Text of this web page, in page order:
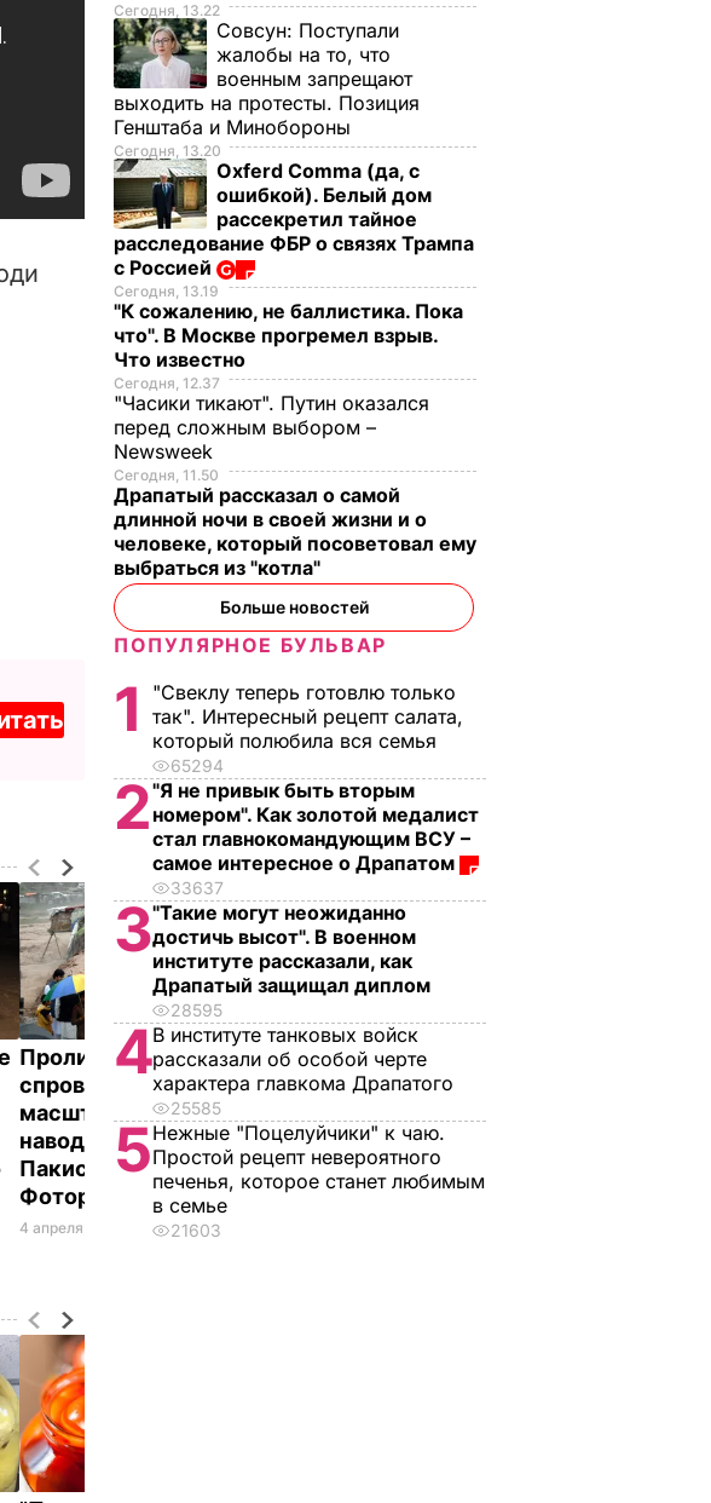
Проливные дожди
спровоцировали
масштабное
наводнение в
Пакистане.
Фоторепортаж
4 апреля, 04.29 СОБЫТИЯ
Сегодня, 13.22
Совсун: Поступали
жалобы на то, что
военным запрещают
выходить на протесты. Позиция
Генштаба и Минобороны
Сегодня, 13.20
Oxferd Comma (да, с
ошибкой). Белый дом
рассекретил тайное
расследование ФБР о связях Трампа
с Россией
Сегодня, 13.19
"К сожалению, не баллистика. Пока
что". В Москве прогремел взрыв.
Что известно
Сегодня, 12.37
"Часики тикают". Путин оказался
перед сложным выбором –
Newsweek
Сегодня, 11.50
Драпатый рассказал о самой
длинной ночи в своей жизни и о
человеке, который посоветовал ему
выбраться из "котла"
Больше новостей
ПОПУЛЯРНОЕ БУЛЬВАР
1
"Свеклу теперь готовлю только
так". Интересный рецепт салата,
который полюбила вся семья
65294
2"Я не привык быть вторым
номером". Как золотой медалист
стал главнокомандующим ВСУ –
самое интересное о Драпатом
33637
3"Такие могут неожиданно
достичь высот". В военном
институте рассказали, как
Драпатый защищал диплом
28595
4В институте танковых войск
рассказали об особой черте
характера главкома Драпатого
25585
5Нежные "Поцелуйчики" к чаю.
Простой рецепт невероятного
печенья, которое станет любимым
в семье
21603